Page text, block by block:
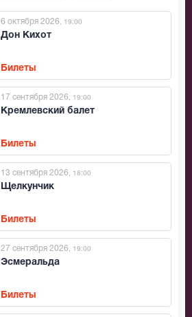
Дон Кихот
6 октября 2026 , 19:00
Билеты
Кремлевский балет
17 сентября 2026 , 19:00
Билеты
Щелкунчик
13 сентября 2026 , 18:00
Билеты
Эсмеральда
27 сентября 2026 , 19:00
Билеты